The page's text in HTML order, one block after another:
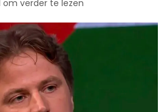
om verder te lezen